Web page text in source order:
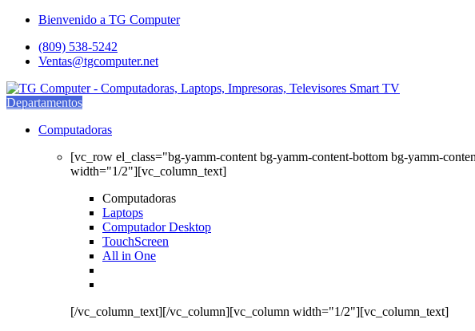
Saltar
navegación
saltar
contenido
Bienvenido a TG Computer
(809) 538-5242
Ventas@tgcomputer.net
Departamentos
Computadoras
[vc_row el_class="bg-yamm-content bg-yamm-content-bottom bg-yamm-
width="1/2"][vc_column_text]
Computadoras
Laptops
Computador Desktop
TouchScreen
All in One
[/vc_column_text][/vc_column][vc_column width="1/2"][vc_column_text]